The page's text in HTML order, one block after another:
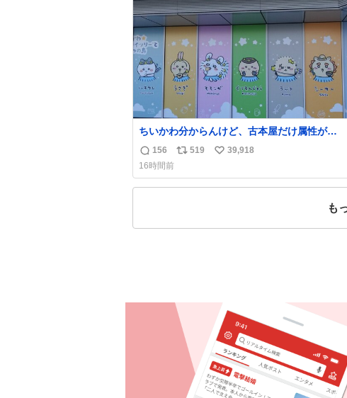
ト
数
ちいかわ分からんけど、古本屋だけ属性が名
前になってるのはどういうこと？
返
信
数
156
リ
ス
519
い
ね
39,918
16時間前
も